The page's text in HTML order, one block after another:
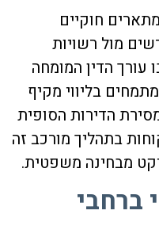
בתוכו מתארים חוקיים
מול רשויות
עורך הדין המומחה
בליווי מקיף
הדירות הסופית
בתהליך מורכב זה
מבחינה משפטית.
ברחבי